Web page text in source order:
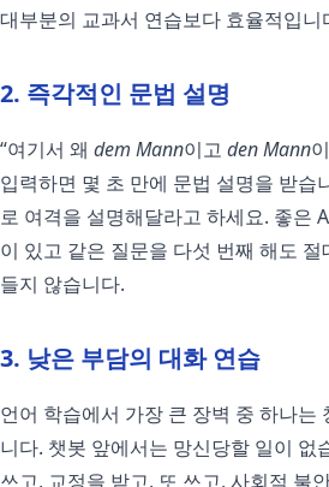
대부분의 교과서 연습보다 효율적입니
2. 즉각적인 문법 설명
“여기서 왜 dem Mann이고 den Mann
입력하면 몇 초 만에 문법 설명을 받습
로 여격을 설명해달라고 하세요. 좋은
이 있고 같은 질문을 다섯 번째 해도
들지 않습니다.
3. 낮은 부담의 대화 연습
언어 학습에서 가장 큰 장벽 중 하나는
니다. 챗봇 앞에서는 망신당할 일이 없
쓰고, 교정을 받고, 또 쓰고, 사회적 불